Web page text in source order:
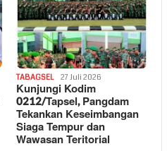
TABAGSEL 27 Juli 2026
Kunjungi Kodim
0212/Tapsel, Pangdam
Tekankan Keseimbangan
Siaga Tempur dan
Wawasan Teritorial